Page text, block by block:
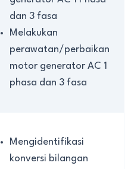
dan 3 fasa
Melakukan
perawatan/perbaikan
motor generator AC 1
phasa dan 3 fasa
Mengidentifikasi
konversi bilangan